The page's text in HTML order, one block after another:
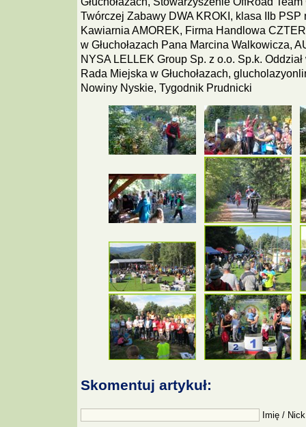
Twórczej Zabawy DWA KROKI, klasa IIb PSP
Kawiarnia AMOREK, Firma Handlowa
w Głuchołazach Pana Marcina Walkowicza,
NYSA LELLEK Group Sp. z o.o. Sp.k.
Rada Miejska w Głuchołazach,
Nowiny Nyskie, Tygodnik Prudnicki
Skomentuj artykuł:
Imię /